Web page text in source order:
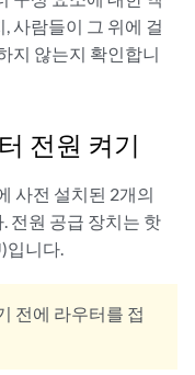
사람들이 그 위에 걸
지 않는지 확인합니
전원 켜기
사전 설치된 2개의
전원 공급 장치는 핫
입니다.
전에 라우터를 접